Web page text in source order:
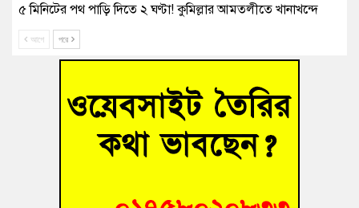
৫ মিনিটের পথ পাড়ি দিতে ২ ঘণ্টা! কুমিল্লার আমতলীতে খানাখন্দে
সাবেক তিন সভাপতির স্মরণ সভা করলো কুমিল্লা প্রেসক্লাব
গ্রিসে দুই শতাধিক অভিবাসী উদ্ধার, বেশিরভাগই বাংলাদেশি
বুড়িচংয়ে নিখোঁজের ৩ দিন পর ফিশারির পুকুরে রিকশাচালকের মরদেহ
আগে পরে